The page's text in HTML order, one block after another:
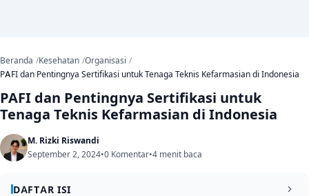
Beranda Kesehatan Organisasi
PAFI dan Pentingnya Sertifikasi untuk Tenaga Teknis Kefarmasian di Indonesia
PAFI dan Pentingnya Sertifikasi untuk
Tenaga Teknis Kefarmasian di Indonesia
M. Rizki Riswandi
September 2, 2024•0 Komentar•4 menit baca
DAFTAR ISI